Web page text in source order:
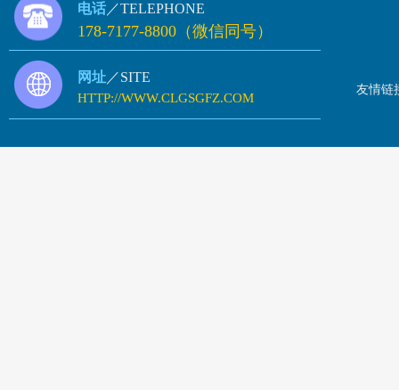
电话 ／TELEPHONE
178-7177-8800（微信同号）
网址 ／SITE
HTTP://WWW.CLGSGFZ.COM
友情链